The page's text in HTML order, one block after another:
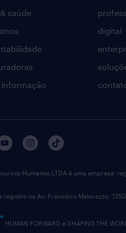
saúde
digital
Humanos LTDA é uma empresa
registro na Av. Francisco Matarazzo,
HUMAN FORWARD e SHAPING THE